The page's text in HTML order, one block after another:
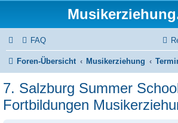
FAQ
Foren-Übersicht Musikerziehung
7. Salzburg Summer
Fortbildungen